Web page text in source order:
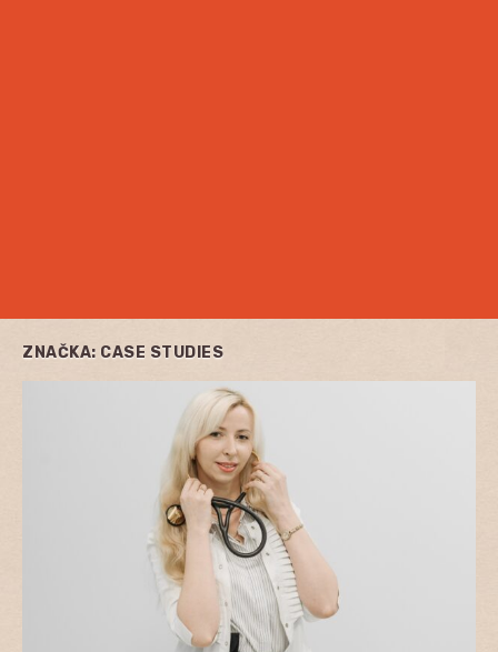
ZNAČKA: CASE STUDIES